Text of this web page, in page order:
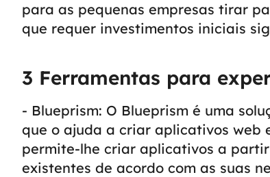
para as pequenas empresas tirar
que requer investimentos iniciais
3 Ferramentas para
- Blueprism: O Blueprism é uma
que o ajuda a criar aplicativos web
permite-lhe criar aplicativos a
existentes de acordo com as suas